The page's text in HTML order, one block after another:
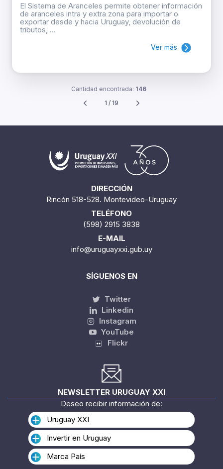
El Sistema de Aranceles permite obtener información
de aranceles intra y extra zona para importar o
exportar desde y hacia Uruguay, devolución de
tributos, ...
Ver más
Cantidad encontrada: 146
1 / 19
DIRECCIÓN
Rincón 518-528. Montevideo-Uruguay
TELÉFONO
(598) 2915 3838
E-MAIL
info@uruguayxxi.gub.uy
SÍGUENOS EN
Twitter
Linkedin
Instagram
YouTube
Flickr
NEWSLETTER URUGUAY XXI
Deseo recibir información de:
Uruguay XXI
Invertir en Uruguay
Marca País